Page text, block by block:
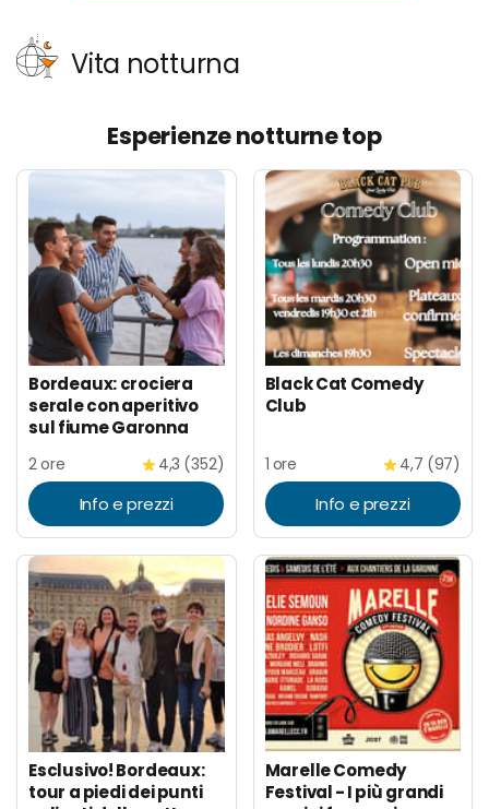
Vita notturna
Esperienze notturne top
Bordeaux: crociera
serale con aperitivo
sul fiume Garonna
2 ore 4,3 (352)
Info e prezzi
Black Cat Comedy
Club
1 ore 4,7 (97)
Info e prezzi
Esclusivo! Bordeaux:
tour a piedi dei punti
Marelle Comedy
Festival - I più grandi